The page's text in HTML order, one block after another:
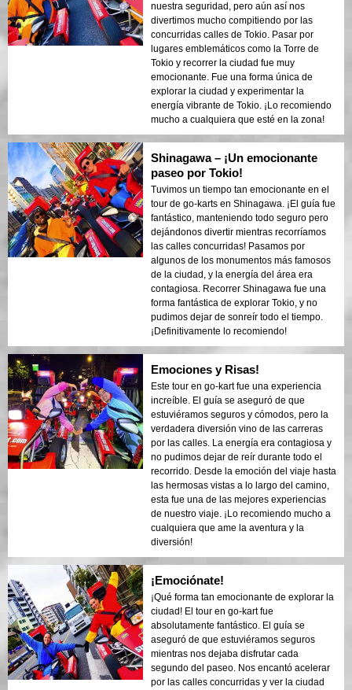
nuestra seguridad, pero aún así nos
divertimos mucho compitiendo por las
concurridas calles de Tokio. Pasar por
lugares emblemáticos como la Torre de
Tokio y recorrer la ciudad fue muy
emocionante. Fue una forma única de
explorar la ciudad y experimentar la
energía vibrante de Tokio. ¡Lo recomiendo
mucho a cualquiera que esté en la zona!
Shinagawa – ¡Un emocionante
paseo por Tokio!
Tuvimos un tiempo tan emocionante en el
tour de go-karts en Shinagawa. ¡El guía fue
fantástico, manteniendo todo seguro pero
dejándonos divertir mientras recorríamos
las calles concurridas! Pasamos por
algunos de los monumentos más famosos
de la ciudad, y la energía del área era
contagiosa. Recorrer Shinagawa fue una
forma fantástica de explorar Tokio, y no
pudimos dejar de sonreír todo el tiempo.
¡Definitivamente lo recomiendo!
Emociones y Risas!
Este tour en go-kart fue una experiencia
increíble. El guía se aseguró de que
estuviéramos seguros y cómodos, pero la
verdadera diversión vino de las carreras
por las calles. La energía era contagiosa y
no pudimos dejar de reír durante todo el
recorrido. Desde la emoción del viaje hasta
las hermosas vistas a lo largo del camino,
esta fue una de las mejores experiencias
de nuestro viaje. ¡Lo recomiendo mucho a
cualquiera que ame la aventura y la
diversión!
¡Emociónate!
¡Qué forma tan emocionante de explorar la
ciudad! El tour en go-kart fue
absolutamente fantástico. El guía se
aseguró de que estuviéramos seguros
mientras nos dejaba disfrutar cada
segundo del paseo. Nos encantó acelerar
por las calles concurridas y ver la ciudad